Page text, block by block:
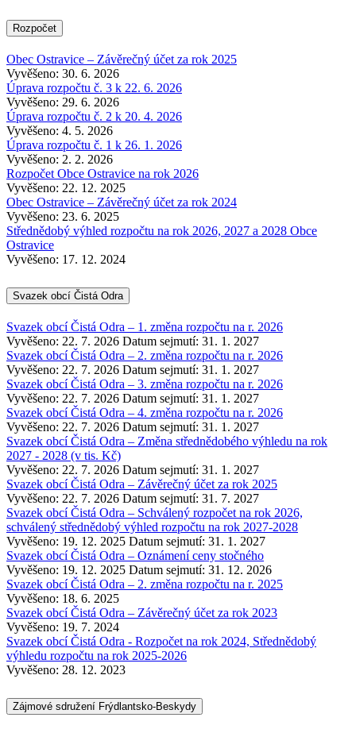
Rozpočet
Obec Ostravice – Závěrečný účet za rok 2025
Vyvěšeno: 30. 6. 2026
Úprava rozpočtu č. 3 k 22. 6. 2026
Vyvěšeno: 29. 6. 2026
Úprava rozpočtu č. 2 k 20. 4. 2026
Vyvěšeno: 4. 5. 2026
Úprava rozpočtu č. 1 k 26. 1. 2026
Vyvěšeno: 2. 2. 2026
Rozpočet Obce Ostravice na rok 2026
Vyvěšeno: 22. 12. 2025
Obec Ostravice – Závěrečný účet za rok 2024
Vyvěšeno: 23. 6. 2025
Střednědobý výhled rozpočtu na rok 2026, 2027 a 2028 Obce
Ostravice
Vyvěšeno: 17. 12. 2024
Svazek obcí Čistá Odra
Svazek obcí Čistá Odra – 1. změna rozpočtu na r. 2026
Vyvěšeno: 22. 7. 2026 Datum sejmutí: 31. 1. 2027
Svazek obcí Čistá Odra – 2. změna rozpočtu na r. 2026
Vyvěšeno: 22. 7. 2026 Datum sejmutí: 31. 1. 2027
Svazek obcí Čistá Odra – 3. změna rozpočtu na r. 2026
Vyvěšeno: 22. 7. 2026 Datum sejmutí: 31. 1. 2027
Svazek obcí Čistá Odra – 4. změna rozpočtu na r. 2026
Vyvěšeno: 22. 7. 2026 Datum sejmutí: 31. 1. 2027
Svazek obcí Čistá Odra – Změna střednědobého výhledu na rok
2027 - 2028 (v tis. Kč)
Vyvěšeno: 22. 7. 2026 Datum sejmutí: 31. 1. 2027
Svazek obcí Čistá Odra – Závěrečný účet za rok 2025
Vyvěšeno: 22. 7. 2026 Datum sejmutí: 31. 7. 2027
Svazek obcí Čistá Odra – Schválený rozpočet na rok 2026,
schválený střednědobý výhled rozpočtu na rok 2027-2028
Vyvěšeno: 19. 12. 2025 Datum sejmutí: 31. 1. 2027
Svazek obcí Čistá Odra – Oznámení ceny stočného
Vyvěšeno: 19. 12. 2025 Datum sejmutí: 31. 12. 2026
Svazek obcí Čistá Odra – 2. změna rozpočtu na r. 2025
Vyvěšeno: 18. 6. 2025
Svazek obcí Čistá Odra – Závěrečný účet za rok 2023
Vyvěšeno: 19. 7. 2024
Svazek obcí Čistá Odra - Rozpočet na rok 2024, Střednědobý
výhledu rozpočtu na rok 2025-2026
Vyvěšeno: 28. 12. 2023
Zájmové sdružení Frýdlantsko-Beskydy